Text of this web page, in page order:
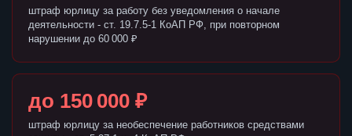
штраф юрлицу за работу без уведомления о начале
деятельности - ст. 19.7.5-1 КоАП РФ, при повторном
нарушении до 60 000 ₽
до 150 000 ₽
штраф юрлицу за необеспечение работников средствами